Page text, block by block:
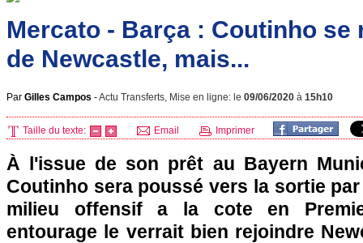
Mercato - Barça : Coutinho se
de Newcastle, mais...
Par Gilles Campos -Actu Transferts, Mise en ligne: le 09/06/2020 à 15h10
Taille du texte: Email Imprimer
À l'issue de son prêt au Bayern
Coutinho sera poussé vers la sortie
milieu offensif a la cote en
entourage le verrait bien rejoindre